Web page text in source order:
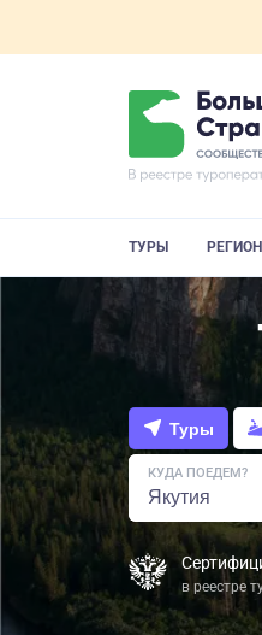
ТУРЫ
Туры
КУДА ПОЕДЕМ?
в реестре